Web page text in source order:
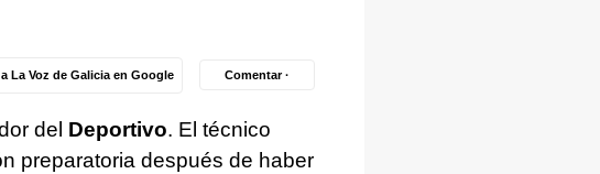
La Voz de Galicia en Google Comentar ·
del Deportivo. El técnico
preparatoria después de haber